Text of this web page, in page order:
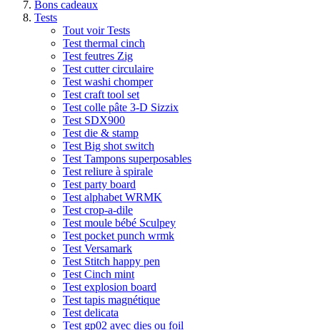
Bons cadeaux
Tests
Tout voir Tests
Test thermal cinch
Test feutres Zig
Test cutter circulaire
Test washi chomper
Test craft tool set
Test colle pâte 3-D Sizzix
Test SDX900
Test die & stamp
Test Big shot switch
Test Tampons superposables
Test reliure à spirale
Test party board
Test alphabet WRMK
Test crop-a-dile
Test moule bébé Sculpey
Test pocket punch wrmk
Test Versamark
Test Stitch happy pen
Test Cinch mint
Test explosion board
Test tapis magnétique
Test delicata
Test gp02 avec dies ou foil